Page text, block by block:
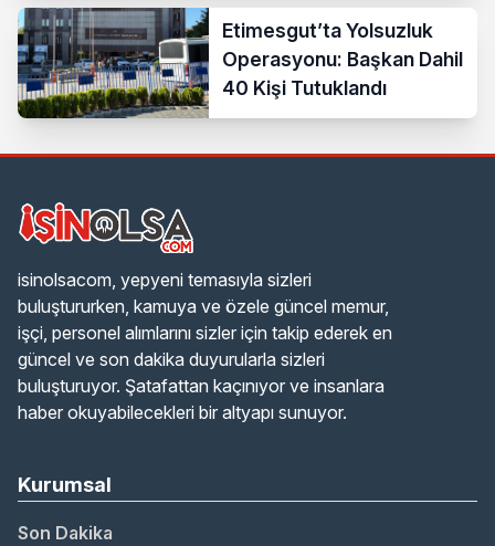
Etimesgut’ta Yolsuzluk
Operasyonu: Başkan Dahil
40 Kişi Tutuklandı
isinolsacom, yepyeni temasıyla sizleri
buluştururken, kamuya ve özele güncel memur,
işçi, personel alımlarını sizler için takip ederek en
güncel ve son dakika duyurularla sizleri
buluşturuyor. Şatafattan kaçınıyor ve insanlara
haber okuyabilecekleri bir altyapı sunuyor.
Kurumsal
Son Dakika